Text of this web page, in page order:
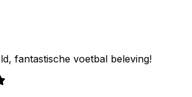
fantastische voetbal beleving!